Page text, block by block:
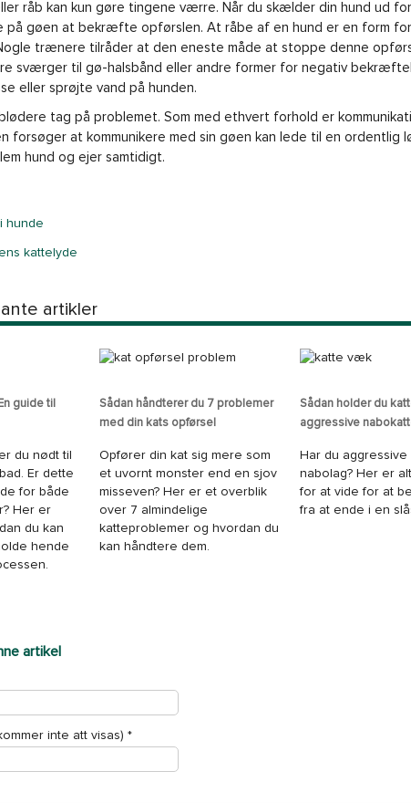
råb kan kun gøre tingene værre. Når du skælder din hund ud
på gøen at bekræfte opførslen. At råbe af en hund er en form for
trænere tilråder at den eneste måde at stoppe denne
sværger til gø-halsbånd eller andre former for negativ
eller sprøjte vand på hunden.
tag på problemet. Som med ethvert forhold er
forsøger at kommunikere med sin gøen kan lede til en ordentlig
hund og ejer samtidigt.
hunde
kattelyde
artikler
guide til
du nødt til
Er dette
for både
Her er
du kan
hende
Sådan håndterer du 7 problemer
med din kats opførsel
Opfører din kat sig mere som
et uvornt monster end en sjov
misseven? Her er et overblik
over 7 almindelige
katteproblemer og hvordan du
kan håndtere dem.
Sådan holder du
aggressive
Har du aggressive
nabolag? Her er
for at vide for at
fra at ende i en
artikel
inte att visas) *